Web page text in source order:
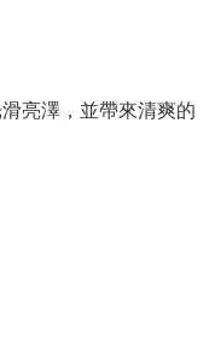
亮澤，並帶來清爽的